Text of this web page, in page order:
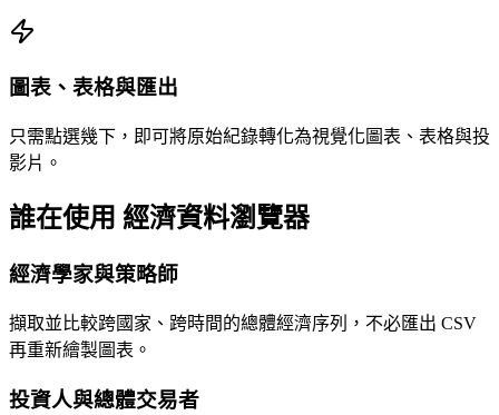
圖表、表格與匯出
只需點選幾下，即可將原始紀錄轉化為視覺化圖表、表格與投
影片。
誰在使用 經濟資料瀏覽器
經濟學家與策略師
擷取並比較跨國家、跨時間的總體經濟序列，不必匯出 CSV
再重新繪製圖表。
投資人與總體交易者